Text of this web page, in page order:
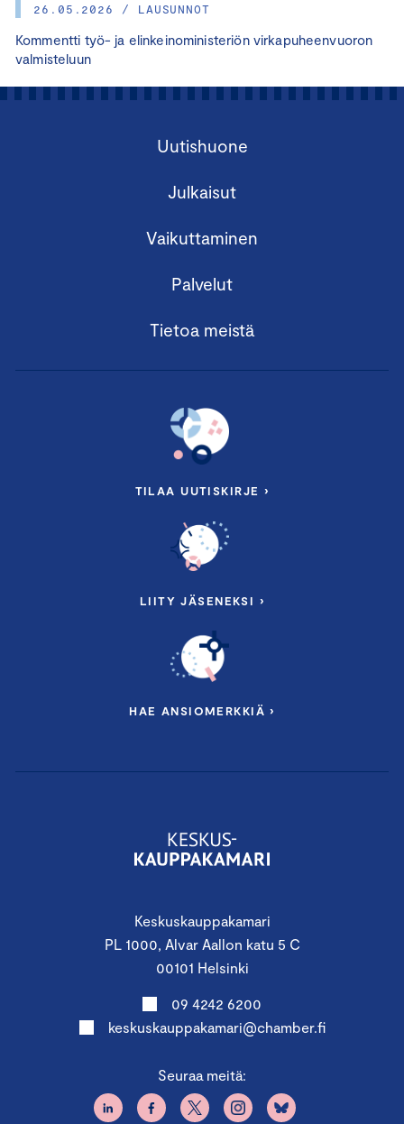
26.05.2026 / LAUSUNNOT
Kommentti työ- ja elinkeinoministeriön virkapuheenvuoron
valmisteluun
Keskuskauppakamari
PL 1000, Alvar Aallon katu 5 C
00101 Helsinki
09 4242 6200
keskuskauppakamari@chamber.fi
Seuraa meitä:
Uutishuone
Julkaisut
Vaikuttaminen
Palvelut
Tietoa meistä
TILAA UUTISKIRJE ›
LIITY JÄSENEKSI ›
HAE ANSIOMERKKIÄ ›